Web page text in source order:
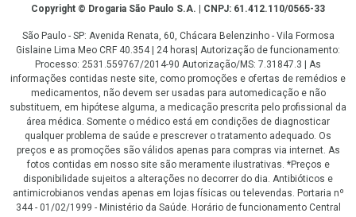
CopyrightCopyright © Drogaria São Paulo S.A. | CNPJ: 61.412.110/0565-33
São Paulo - SP: Avenida Renata, 60, Chácara Belenzinho - Vila Formosa
Gislaine Lima Meo CRF 40.354 | 24 horas| Autorização de funcionamento:
Processo: 2531.559767/2014-90 Autorização/MS: 7.31847.3 | As
informações contidas neste site, como promoções e ofertas de remédios e
medicamentos, não devem ser usadas para automedicação e não
substituem, em hipótese alguma, a medicação prescrita pelo profissional da
área médica. Somente o médico está em condições de diagnosticar
qualquer problema de saúde e prescrever o tratamento adequado. Os
preços e as promoções são válidos apenas para compras via internet. As
fotos contidas em nosso site são meramente ilustrativas. *Preços e
disponibilidade sujeitos a alterações no decorrer do dia. Antibióticos e
antimicrobianos vendas apenas em lojas físicas ou televendas. Portaria nº
344 - 01/02/1999 - Ministério da Saúde. Horário de funcionamento Central